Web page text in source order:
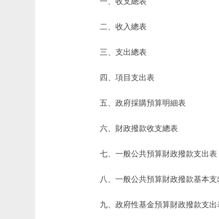
二、收入總表
三、支出總表
四、項目支出表
五、政府採購預算明細表
六、財政撥款收支總表
七、一般公共預算財政撥款支出表
八、一般公共預算財政撥款基本支
九、政府性基金預算財政撥款支出